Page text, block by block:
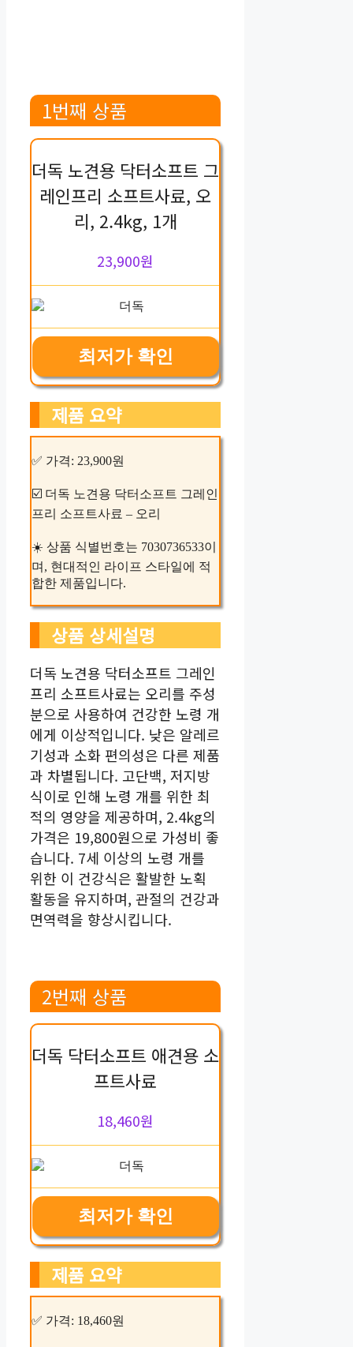
1번째 상품
더독 노견용 닥터소프트 그
레인프리 소프트사료, 오
리, 2.4kg, 1개
23,900원
최저가 확인
제품 요약
✅ 가격: 23,900원
☑️ 더독 노견용 닥터소프트 그레인
프리 소프트사료 – 오리
☀️ 상품 식별번호는 7030736533이
며, 현대적인 라이프 스타일에 적
합한 제품입니다.
상품 상세설명
더독 노견용 닥터소프트 그레인
프리 소프트사료는 오리를 주성
분으로 사용하여 건강한 노령 개
에게 이상적입니다. 낮은 알레르
기성과 소화 편의성은 다른 제품
과 차별됩니다. 고단백, 저지방
식이로 인해 노령 개를 위한 최
적의 영양을 제공하며, 2.4kg의
가격은 19,800원으로 가성비 좋
습니다. 7세 이상의 노령 개를
위한 이 건강식은 활발한 노획
활동을 유지하며, 관절의 건강과
면역력을 향상시킵니다.
2번째 상품
더독 닥터소프트 애견용 소
프트사료
18,460원
최저가 확인
제품 요약
✅ 가격: 18,460원